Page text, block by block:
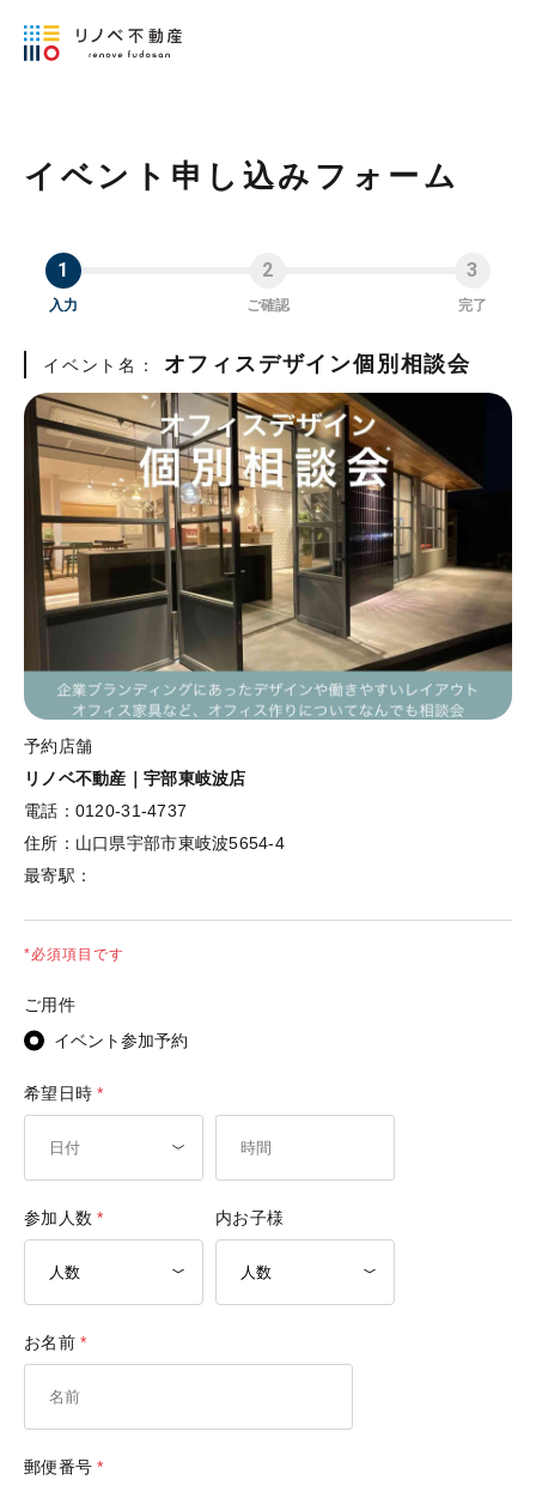
イベント申し込みフォーム
入力 ご確認 完了
イベント名： オフィスデザイン個別相談会
予約店舗
リノベ不動産｜宇部東岐波店
電話： 0120-31-4737
住所： 山口県宇部市東岐波5654-4
最寄駅：
*必須項目です
ご用件
イベント参加予約
希望日時
参加人数 内お子様
お名前
郵便番号